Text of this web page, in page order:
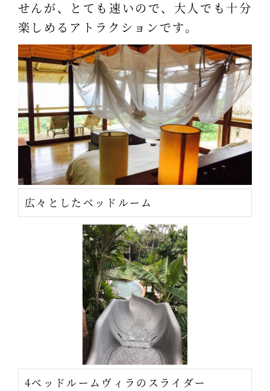
せんが、とても速いので、大人でも十分
楽しめるアトラクションです。
広々としたベッドルーム
4ベッドルームヴィラのスライダー